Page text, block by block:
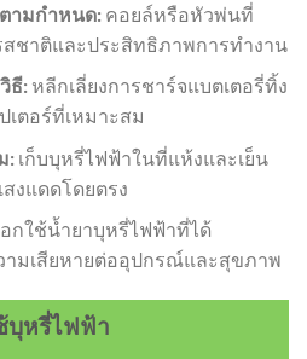
ามกำหนด:คอยล์หรือหัวพ่นที่
ชาติและประสิทธิภาพการทำงาน
ธี:หลีกเลี่ยงการชาร์จแบตเตอรี่ทิ้ง
ตอร์ที่เหมาะสม
:เก็บบุหรี่ไฟฟ้าในที่แห้งและเย็น
งแดดโดยตรง
กใช้น้ำยาบุหรี่ไฟฟ้าที่ได้
ามเสียหายต่ออุปกรณ์และสุขภาพ
บุหรี่ไฟฟ้า